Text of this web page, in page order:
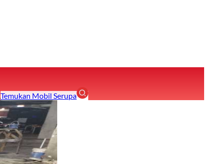
Temukan Mobil Serupa